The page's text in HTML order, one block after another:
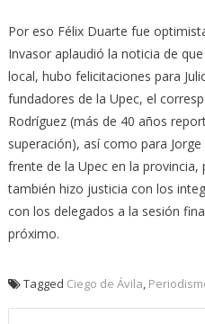
Por eso Félix Duarte fue
Invasor aplaudió la noticia de
local, hubo felicitaciones para
fundadores de la Upec, el
Rodríguez (más de 40 años
superación), así como para
frente de la Upec en la
también hizo justicia con los
con los delegados a la sesión
próximo.
Tagged Ciego de Ávila